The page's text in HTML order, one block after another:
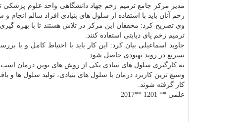
مدیر مركز جامع ترمیم زخم جهاد دانشگاهی واحد علوم پزشكی
زخم آنان باید با استفاده از سلول های بنیادی افراد سالم انجام
وی تصریح كرد: محققان این مركز در تلاش هستند تا با بهره
ترمیم زخم پای دیابتی استفاده كنند.
جاوید اسماعیلی بیان كرد: این كار باید با احتیاط كامل و
تسریع در روند بهبودی حاصل شود.
به كارگیری سلول های بنیادی یكی از روش های نوین درمان است
وسیع ترینكاربرد درمان با سلول های بنیادی، تولید سلول ها و
كار گرفته شوند.
علمی ** 1201 **2017